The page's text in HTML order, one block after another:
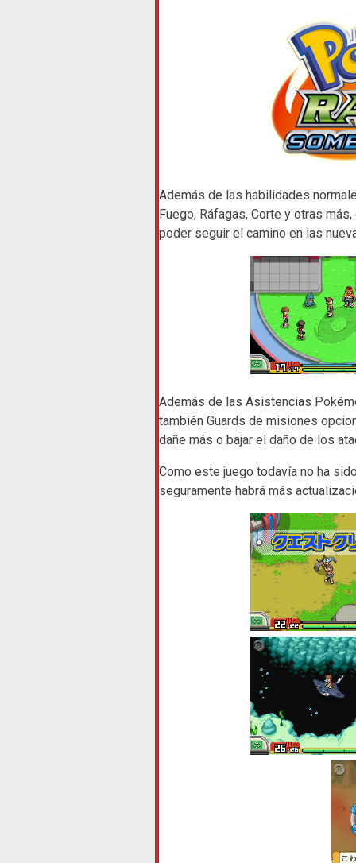
Además de las habilidades
Fuego, Ráfagas, Corte y otras
poder seguir el camino en las
Además de las Asistencias
también Guards de misiones
dañe más o bajar el daño de los
Como este juego todavía no ha
seguramente habrá más